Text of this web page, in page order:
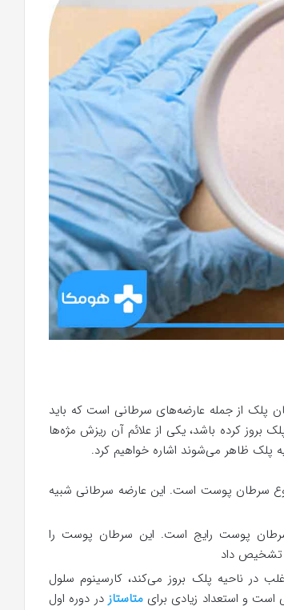
از جمله عارضه‌های سرطانی است که باید
بروز کرده باشد، یکی از علائم آن ریزش مژه‌ها
پلک ظاهر می‌شوند اشاره خواهیم کرد.
سرطان پوست است. این عارضه سرطانی شبیه
پوست رایج است. این سرطان پوست را
تشخیص داد
ناحیه پلک بروز می‌کند، کارسینوم سلول
است و استعداد زیادی برایمتاستاز در دوره اول